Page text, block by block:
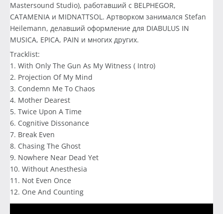
Mastersound Studio), работавший с BELPHEGOR,
CATAMENIA и MIDNATTSOL. Артворком занимался Stefan
Heilemann, делавший оформление для DIABULUS IN
MUSICA, EPICA, PAIN и многих других.
Tracklist:
1. With Only The Gun As My Witness ( Intro)
2. Projection Of My Mind
3. Condemn Me To Chaos
4. Mother Dearest
5. Twice Upon A Time
6. Cognitive Dissonance
7. Break Even
8. Chasing The Ghost
9. Nowhere Near Dead Yet
10. Without Anesthesia
11. Not Even Once
12. One And Counting